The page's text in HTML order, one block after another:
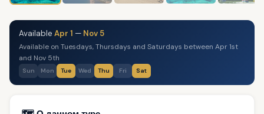
Available Apr 1 — Nov 5
Available on Tuesdays, Thursdays and Saturdays between Apr 1st
and Nov 5th
Sun Mon Tue Wed Thu Fri Sat